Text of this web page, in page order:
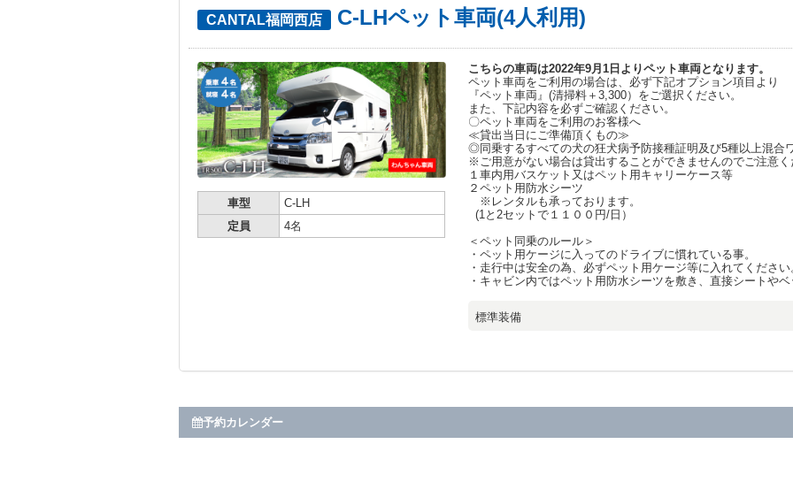
CANTAL福岡西店 C-LHペット車両(4人利用)
車型
C-LH
定員
4名
こちらの車両は2022年9月1日よりペット車両となります。
ペット車両をご利用の場合は、必ず下記オプション項目より
『ペット車両』(清掃料＋3,300）をご選択ください。
また、下記内容を必ずご確認ください。
〇ペット車両をご利用のお客様へ
≪貸出当日にご準備頂くもの≫
◎同乗するすべての犬の狂犬病予防接種証明及び5種以上混合
※ご用意がない場合は貸出することができませんのでご注意く
１車内用バスケット又はペット用キャリーケース等
２ペット用防水シーツ
※レンタルも承っております。
(1と2セットで１１００円/日）
＜ペット同乗のルール＞
・ペット用ケージに入ってのドライブに慣れている事。
・走行中は安全の為、必ずペット用ケージ等に入れてください
・キャビン内ではペット用防水シーツを敷き、直接シートやベ
標準装備
予約カレンダー